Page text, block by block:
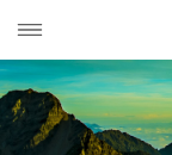
玉山ニュース
ニュース速報
旅行ガイド